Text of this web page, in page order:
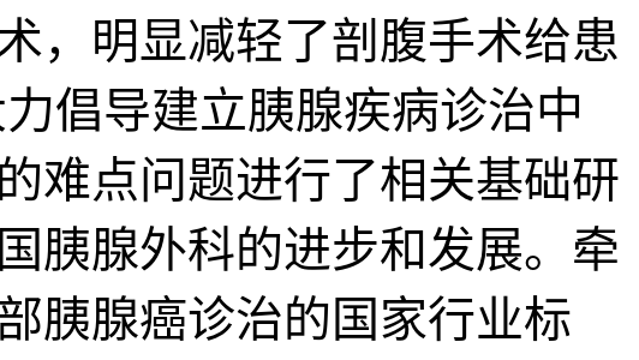
，明显减轻了剖腹手术给患
倡导建立胰腺疾病诊治中
难点问题进行了相关基础研
胰腺外科的进步和发展。牵
胰腺癌诊治的国家行业标